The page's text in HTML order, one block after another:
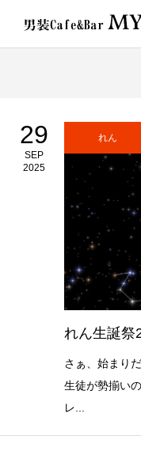
29
SEP
2025
れん
れん生誕祭
さぁ、始まり
生徒が勢揃い
レ...